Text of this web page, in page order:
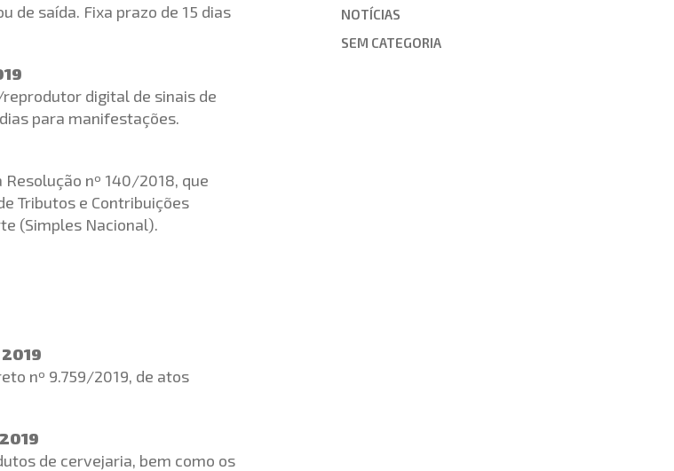
de saída. Fixa prazo de 15 dias
digital de sinais de
para manifestações.
nº 140/2018, que
Tributos e Contribuições
(Simples Nacional).
2019
nº 9.759/2019, de atos
de cervejaria, bem como os
NOTÍCIAS
SEM CATEGORIA